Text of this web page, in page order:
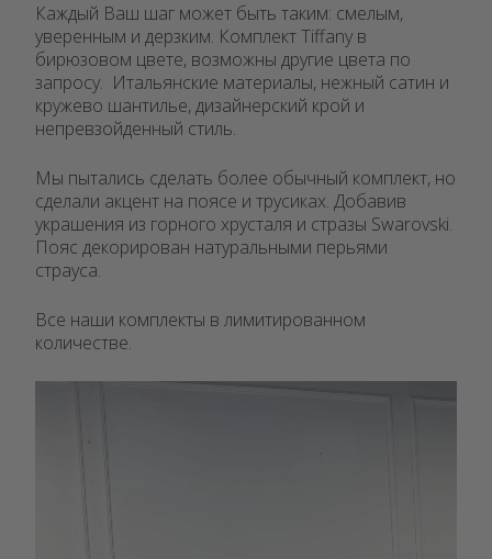
Каждый Ваш шаг может быть таким: смелым,
уверенным и дерзким. Комплект Tiffany в
бирюзовом цвете, возможны другие цвета по
запросу. Итальянские материалы, нежный сатин и
кружево шантилье, дизайнерский крой и
непревзойденный стиль.
Мы пытались сделать более обычный комплект, но
сделали акцент на поясе и трусиках. Добавив
украшения из горного хрусталя и стразы Swarovski.
Пояс декорирован натуральными перьями
страуса.
Все наши комплекты в лимитированном
количестве.